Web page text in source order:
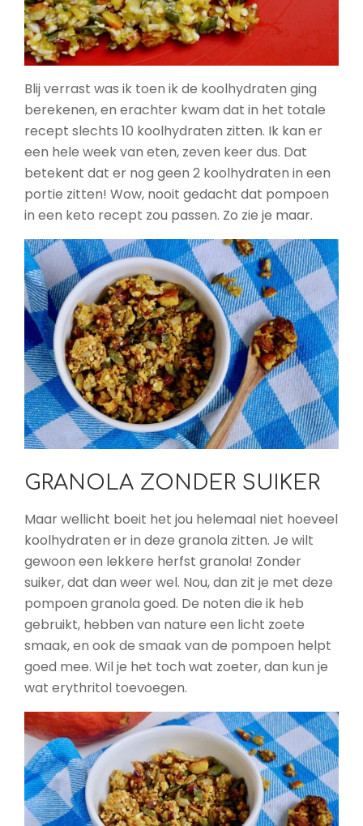
Blij verrast was ik toen ik de koolhydraten ging
berekenen, en erachter kwam dat in het totale
recept slechts 10 koolhydraten zitten. Ik kan er
een hele week van eten, zeven keer dus. Dat
betekent dat er nog geen 2 koolhydraten in een
portie zitten! Wow, nooit gedacht dat pompoen
in een keto recept zou passen. Zo zie je maar.
GRANOLA ZONDER SUIKER
Maar wellicht boeit het jou helemaal niet hoeveel
koolhydraten er in deze granola zitten. Je wilt
gewoon een lekkere herfst granola! Zonder
suiker, dat dan weer wel. Nou, dan zit je met deze
pompoen granola goed. De noten die ik heb
gebruikt, hebben van nature een licht zoete
smaak, en ook de smaak van de pompoen helpt
goed mee. Wil je het toch wat zoeter, dan kun je
wat erythritol toevoegen.